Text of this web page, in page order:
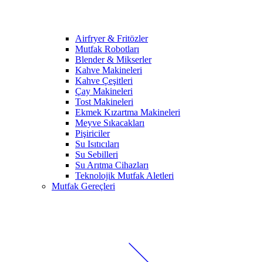
Airfryer & Fritözler
Mutfak Robotları
Blender & Mikserler
Kahve Makineleri
Kahve Çeşitleri
Çay Makineleri
Tost Makineleri
Ekmek Kızartma Makineleri
Meyve Sıkacakları
Pişiriciler
Su Isıtıcıları
Su Sebilleri
Su Arıtma Cihazları
Teknolojik Mutfak Aletleri
Mutfak Gereçleri